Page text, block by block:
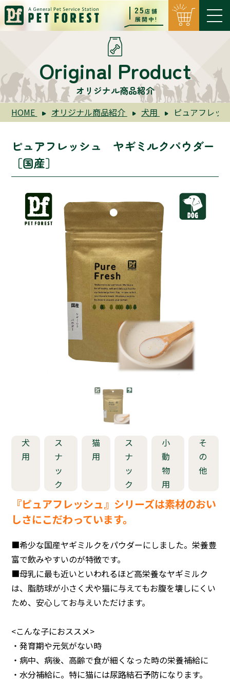
25店舗
展開中!
Original Product
オリジナル商品紹介
HOME オリジナル商品紹介 犬用 ピュアフレッ
ピュアフレッシュ ヤギミルクパウダー
［国産］
犬
用
ス
ナ
ッ
ク
猫
用
ス
ナ
ッ
ク
小
動
物
用
そ
の
他
『ピュアフレッシュ』シリーズは素材のおい
しさにこだわっています。
■希少な国産ヤギミルクをパウダーにしました。栄養豊
富で飲みやすいのが特徴です。
■母乳に最も近いといわれるほど高栄養なヤギミルク
は、脂肪球が小さく犬や猫に与えてもお腹を壊しにくい
ため、安心してお与えいただけます。
<こんな子におススメ>
・発育期や元気がない時
・病中、病後、高齢で食が細くなった時の栄養補給に
・水分補給に。特に猫には尿路結石予防になります。